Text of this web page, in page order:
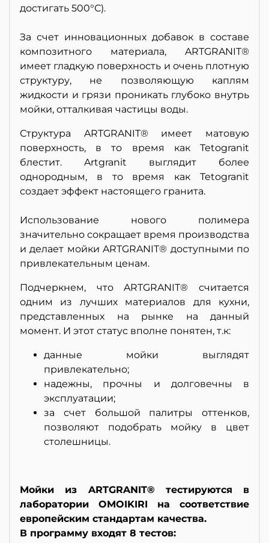
достигать 500°С).
За счет инновационных добавок в составе
композитного материала, ARTGRANIT®
имеет гладкую поверхность и очень плотную
структуру, не позволяющую каплям
жидкости и грязи проникать глубоко внутрь
мойки, отталкивая частицы воды.
Структура ARTGRANIT® имеет матовую
поверхность, в то время как Tetogranit
блестит. Artgranit выглядит более
однородным, в то время как Tetogranit
создает эффект настоящего гранита.
Использование нового полимера
значительно сокращает время производства
и делает мойки ARTGRANIT® доступными по
привлекательным ценам.
Подчеркнем, что ARTGRANIT® считается
одним из лучших материалов для кухни,
представленных на рынке на данный
момент. И этот статус вполне понятен, т.к:
данные мойки выглядят
привлекательно;
надежны, прочны и долговечны в
эксплуатации;
за счет большой палитры оттенков,
позволяют подобрать мойку в цвет
столешницы.
Мойки из ARTGRANIT® тестируются в
лаборатории OMOIKIRI на соответствие
европейским стандартам качества.
В программу входят 8 тестов: